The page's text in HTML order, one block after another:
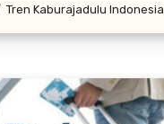
Tren Kaburajadulu Indonesia